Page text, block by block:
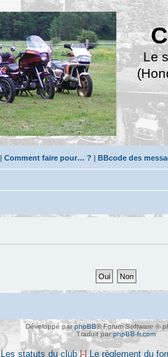
Le
| Comment faire pour… ? | BBcode des
Développé parphpBB® Forum Software ©
Traduit parphpBB-fr.com
Les statuts du club|-| Le règlement du